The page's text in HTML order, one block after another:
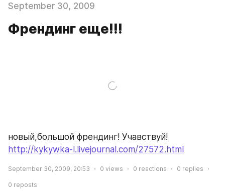
September 30, 2009
Френдинг еще!!!
http://kykywka-l.livejournal.com/27572.html
September 30, 2009, 20:53 0 views 0 reactions 0 replies
0 reposts